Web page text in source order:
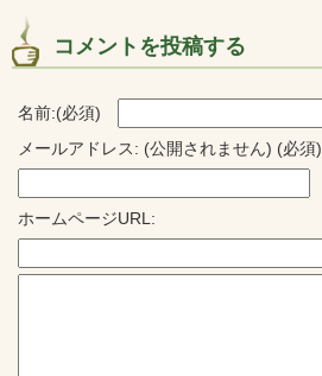
コメントを投稿する
名前:(必須)
メールアドレス: (公開されません) (必須)
ホームページURL: